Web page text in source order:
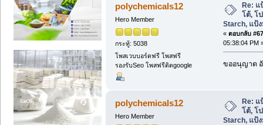
polychemicals12
Hero Member
กระทู้: 5038
โพสเวบบอร์ดฟรี โพสฟรี
รองรับSeo โพสฟรีติดgoogle
Re: แ
โต้, โ
Starch, แป้
« ตอบกลับ
05:38:04 PM
ขออนุญาต
polychemicals12
Hero Member
Re: แ
โต้, โ
Starch, แป้